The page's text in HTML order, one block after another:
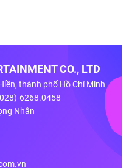
CO., LTD
thành phố Hồ Chí Minh
6268.0458
Nhân